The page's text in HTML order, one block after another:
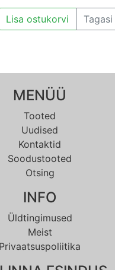
Lisa ostukorvi
MENÜÜ
Tooted
Uudised
Kontaktid
Soodustooted
Otsing
INFO
Üldtingimused
Meist
Privaatsuspoliitika